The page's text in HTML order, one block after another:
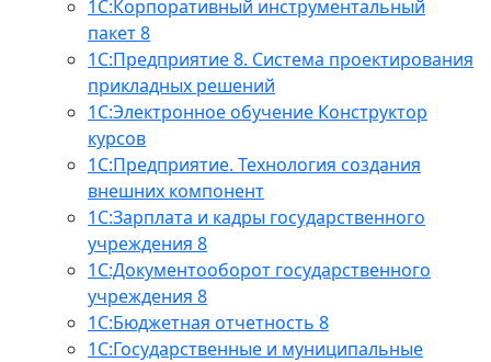
1С:Корпоративный инструментальный
пакет 8
1С:Предприятие 8. Система проектирования
прикладных решений
1С:Электронное обучение Конструктор
курсов
1С:Предприятие. Технология создания
внешних компонент
1С:Зарплата и кадры государственного
учреждения 8
1С:Документооборот государственного
учреждения 8
1С:Бюджетная отчетность 8
1С:Государственные и муниципальные